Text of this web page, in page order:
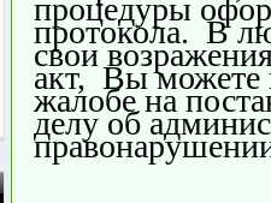
процедуры
протокола. В
свои
акт, Вы можете
жалобе на
делу об